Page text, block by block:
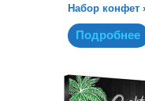
Набор конфет
Подробнее